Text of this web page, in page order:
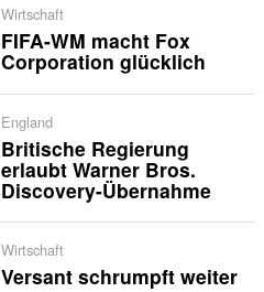
Wirtschaft
FIFA-WM macht Fox
Corporation glücklich
England
Britische Regierung
erlaubt Warner Bros.
Discovery-Übernahme
Wirtschaft
Versant schrumpft weiter